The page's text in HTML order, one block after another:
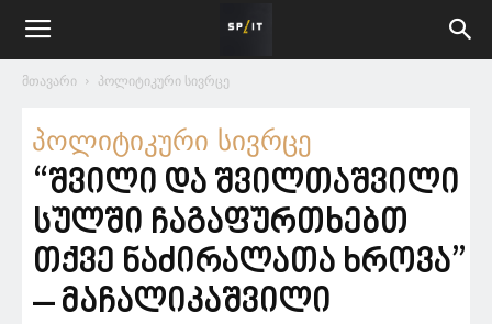
მთავარი პოლიტიკური სივრცე
პოლიტიკური სივრცე
“შვილი და შვილთაშვილი
სულში ჩაგაფურთხებთ
თქვე ნაძირალათა ხროვა”
– მაჩალიკაშვილი